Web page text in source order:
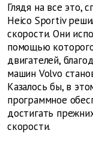
Глядя на все это,
Heico Sportiv
скорости. Они
помощью
двигателей,
машин Volvo
Казалось бы, в
программное
достигать
скорости.